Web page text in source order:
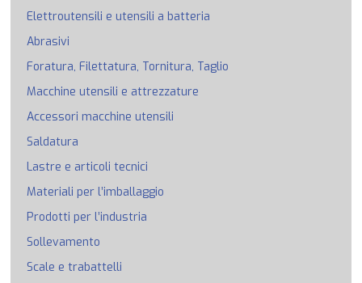
Elettroutensili e utensili a batteria
Abrasivi
Foratura, Filettatura, Tornitura, Taglio
Macchine utensili e attrezzature
Accessori macchine utensili
Saldatura
Lastre e articoli tecnici
Materiali per l’imballaggio
Prodotti per l’industria
Sollevamento
Scale e trabattelli